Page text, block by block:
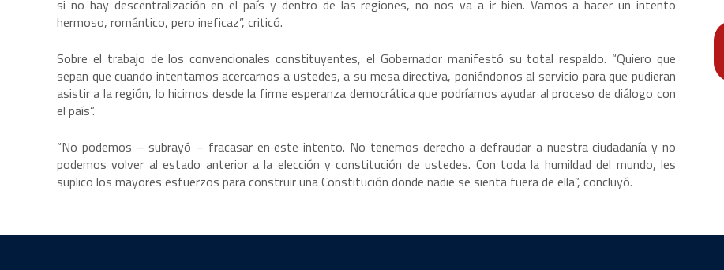
si no hay descentralización en el país y dentro de las regiones, no nos va a ir bien. Vamos a hacer un intento
hermoso, romántico, pero ineficaz”, criticó.
Sobre el trabajo de los convencionales constituyentes, el Gobernador manifestó su total respaldo. “Quiero que
sepan que cuando intentamos acercarnos a ustedes, a su mesa directiva, poniéndonos al servicio para que pudieran
asistir a la región, lo hicimos desde la firme esperanza democrática que podríamos ayudar al proceso de diálogo con
el país”.
“No podemos – subrayó – fracasar en este intento. No tenemos derecho a defraudar a nuestra ciudadanía y no
podemos volver al estado anterior a la elección y constitución de ustedes. Con toda la humildad del mundo, les
suplico los mayores esfuerzos para construir una Constitución donde nadie se sienta fuera de ella”, concluyó.